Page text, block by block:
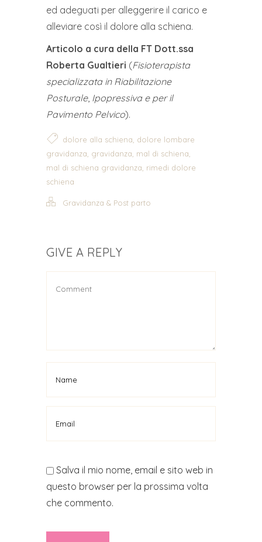
ed adeguati per alleggerire il carico e
alleviare così il dolore alla schiena.
Articolo a cura della FT Dott.ssa
Roberta Gualtieri (Fisioterapista
specializzata in Riabilitazione
Posturale, Ipopressiva e per il
Pavimento Pelvico).
dolore alla schiena, dolore lombare
gravidanza, gravidanza, mal di schiena,
mal di schiena gravidanza, rimedi dolore
schiena
Gravidanza & Post parto
GIVE A REPLY
Salva il mio nome, email e sito web in
questo browser per la prossima volta
che commento.